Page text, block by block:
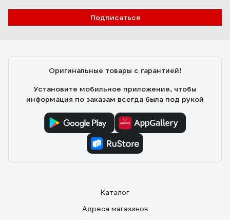
Подписаться
Оригинальные товары с гарантией!
Установите мобильное приложение, чтобы
информация по заказам всегда была под рукой
Каталог
Адреса магазинов